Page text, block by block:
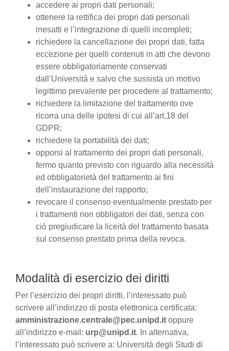
accedere ai propri dati personali;
ottenere la rettifica dei propri dati personali
inesatti e l’integrazione di quelli incompleti;
richiedere la cancellazione dei propri dati, fatta
eccezione per quelli contenuti in atti che devono
essere obbligatoriamente conservati
dall’Università e salvo che sussista un motivo
legittimo prevalente per procedere al trattamento;
richiedere la limitazione del trattamento ove
ricorra una delle ipotesi di cui all’art.18 del
GDPR;
richiedere la portabilità dei dati;
opporsi al trattamento dei propri dati personali,
fermo quanto previsto con riguardo alla necessità
ed obbligatorietà del trattamento ai fini
dell’instaurazione del rapporto;
revocare il consenso eventualmente prestato per
i trattamenti non obbligatori dei dati, senza con
ciò pregiudicare la liceità del trattamento basata
sul consenso prestato prima della revoca.
Modalità di esercizio dei diritti
Per l’esercizio dei propri diritti, l’interessato può
scrivere all’indirizzo di posta elettronica certificata:
amministrazione.centrale@pec.unipd.it oppure
all’indirizzo e-mail: urp@unipd.it. In alternativa,
l’interessato può scrivere a: Università degli Studi di